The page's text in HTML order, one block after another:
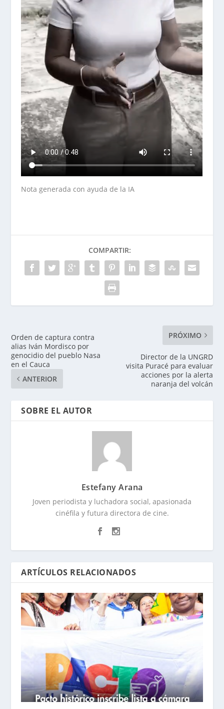
Nota generada con ayuda de la IA
COMPARTIR:
Orden de captura contra
alias Iván Mordisco por
genocidio del pueblo Nasa
en el Cauca
ANTERIOR
PRÓXIMO
Director de la UNGRD
visita Puracé para evaluar
acciones por la alerta
naranja del volcán
SOBRE EL AUTOR
Estefany Arana
Joven periodista y luchadora social, apasionada
cinéfila y futura directora de cine.
ARTÍCULOS RELACIONADOS